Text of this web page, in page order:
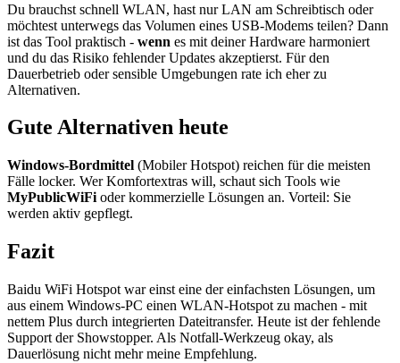
Du brauchst schnell WLAN, hast nur LAN am Schreibtisch oder
möchtest unterwegs das Volumen eines USB-Modems teilen? Dann
ist das Tool praktisch - wenn es mit deiner Hardware harmoniert
und du das Risiko fehlender Updates akzeptierst. Für den
Dauerbetrieb oder sensible Umgebungen rate ich eher zu
Alternativen.
Gute Alternativen heute
Windows-Bordmittel (Mobiler Hotspot) reichen für die meisten
Fälle locker. Wer Komfortextras will, schaut sich Tools wie
MyPublicWiFi oder kommerzielle Lösungen an. Vorteil: Sie
werden aktiv gepflegt.
Fazit
Baidu WiFi Hotspot war einst eine der einfachsten Lösungen, um
aus einem Windows-PC einen WLAN-Hotspot zu machen - mit
nettem Plus durch integrierten Dateitransfer. Heute ist der fehlende
Support der Showstopper. Als Notfall-Werkzeug okay, als
Dauerlösung nicht mehr meine Empfehlung.